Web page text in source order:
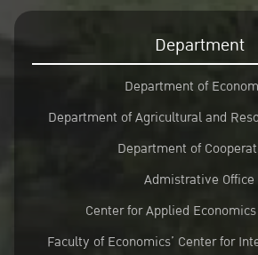
Department
Department of
Department of Agricultural and
Department of
Admistrative Office
Center for Applied
Faculty of Economics’ Center for